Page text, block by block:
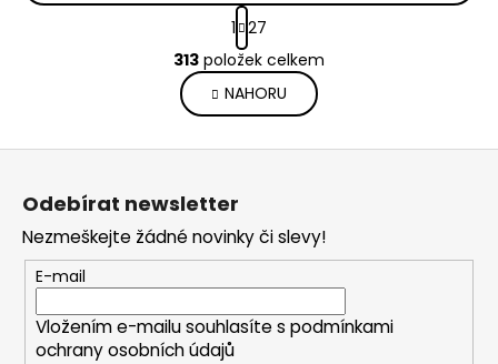
O
v
l
á
d
p
r
v
k
y
S
t
r
á
n
k
o
í
1 27
313 položek celkem
NAHORU
Odebírat newsletter
Nezmeškejte žádné novinky či slevy!
E-mail
Vložením e-mailu souhlasíte s podmínkami
ochrany osobních údajů